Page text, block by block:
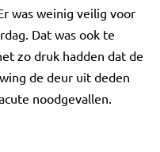
was weinig veilig voor
Dat was ook te
zo druk hadden dat de
de deur uit deden
noodgevallen.